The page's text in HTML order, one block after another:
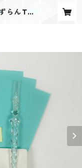
らんTO